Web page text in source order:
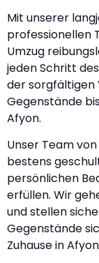
Mit unserer
professionellen
Umzug
jeden Schritt
der sorgfältigen
Gegenstände
Afyon.
Unser Team
bestens
persönlichen
erfüllen. Wir
und stellen
Gegenstände
Zuhause in